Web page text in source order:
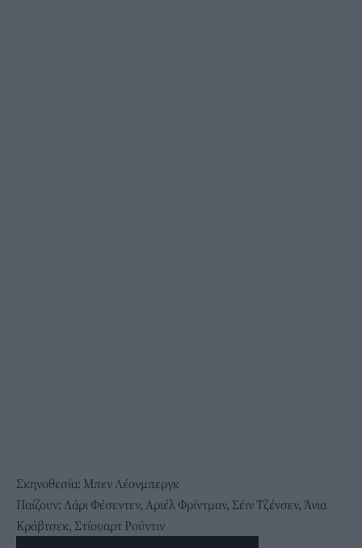
Σκηνοθεσία: Μπεν Λέονμπεργκ
Παίζουν: Λάρι Φέσεντεν, Αριέλ Φρίντμαν, Σέιν Τζένσεν, Άνια
Κράβτσεκ, Στίουαρτ Ρούντιν